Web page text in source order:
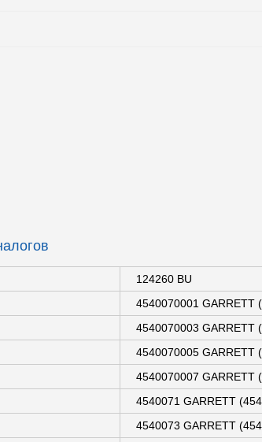
124260 BU
4540070001 GARRETT
4540070003 GARRETT
4540070005 GARRETT
4540070007 GARRETT
4540071 GARRETT
4540073 GARRETT